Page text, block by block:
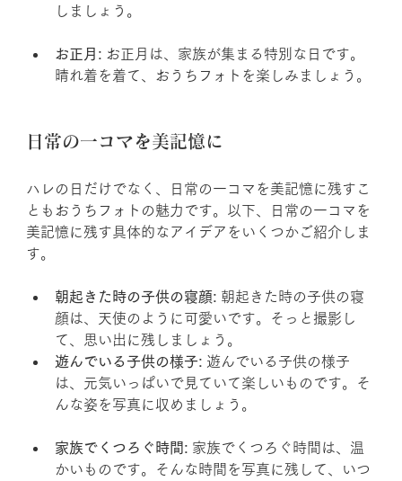
しましょう。
お正月: お正月は、家族が集まる特別な日です。
晴れ着を着て、おうちフォトを楽しみましょう。
日常の一コマを美記憶に
ハレの日だけでなく、日常の一コマを美記憶に残すこ
ともおうちフォトの魅力です。以下、日常の一コマを
美記憶に残す具体的なアイデアをいくつかご紹介しま
す。
朝起きた時の子供の寝顔: 朝起きた時の子供の寝
顔は、天使のように可愛いです。そっと撮影し
て、思い出に残しましょう。
遊んでいる子供の様子: 遊んでいる子供の様子
は、元気いっぱいで見ていて楽しいものです。そ
んな姿を写真に収めましょう。
家族でくつろぐ時間: 家族でくつろぐ時間は、温
かいものです。そんな時間を写真に残して、いつ